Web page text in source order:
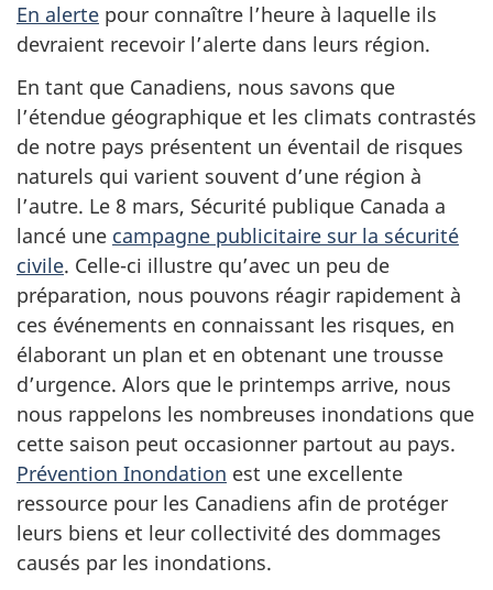
En alerte pour connaître l’heure à laquelle ils
devraient recevoir l’alerte dans leurs région.
En tant que Canadiens, nous savons que
l’étendue géographique et les climats contrastés
de notre pays présentent un éventail de risques
naturels qui varient souvent d’une région à
l’autre. Le 8 mars, Sécurité publique Canada a
lancé une campagne publicitaire sur la sécurité
civile. Celle-ci illustre qu’avec un peu de
préparation, nous pouvons réagir rapidement à
ces événements en connaissant les risques, en
élaborant un plan et en obtenant une trousse
d’urgence. Alors que le printemps arrive, nous
nous rappelons les nombreuses inondations que
cette saison peut occasionner partout au pays.
Prévention Inondation est une excellente
ressource pour les Canadiens afin de protéger
leurs biens et leur collectivité des dommages
causés par les inondations.